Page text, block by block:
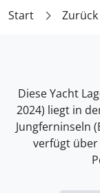
Start
Diese Yacht
2024) liegt in
Jungferninseln
verfügt über